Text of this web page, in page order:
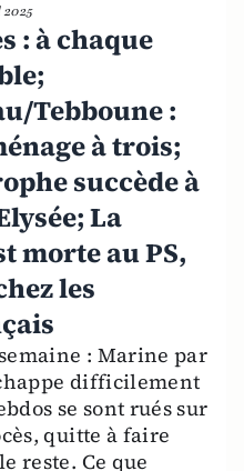
: à chaque
Tebboune :
à trois;
succède à
La
morte au PS,
les
: Marine par
difficilement
se sont rués sur
quitte à faire
reste. Ce que